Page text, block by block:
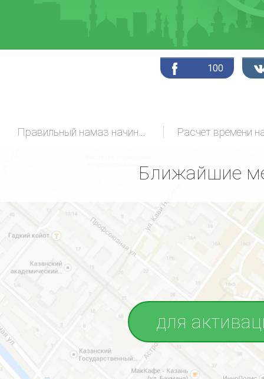
100
Правильный намаз начинающих Расчет времени
Ближайшие
для